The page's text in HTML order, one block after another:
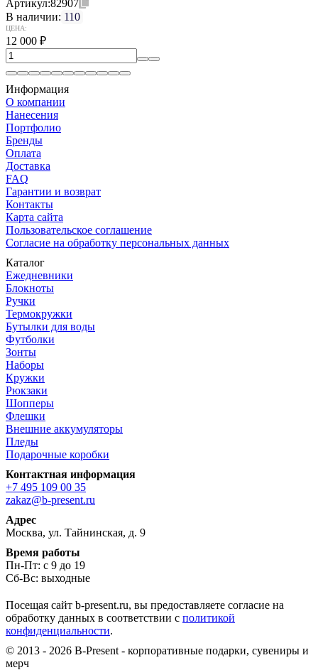
Артикул:82907
В наличии: 110
ЦЕНА:
12 000 ₽
Информация
О компании
Нанесения
Портфолио
Бренды
Оплата
Доставка
FAQ
Гарантии и возврат
Контакты
Карта сайта
Пользовательское соглашение
Согласие на обработку персональных данных
Каталог
Ежедневники
Блокноты
Ручки
Термокружки
Бутылки для воды
Футболки
Зонты
Наборы
Кружки
Рюкзаки
Шопперы
Флешки
Внешние аккумуляторы
Пледы
Подарочные коробки
Контактная информация
+7 495 109 00 35
zakaz@b-present.ru
Адрес
Москва, ул. Тайнинская, д. 9
Время работы
Пн-Пт: с 9 до 19
Сб-Вс: выходные
Посещая сайт b-present.ru, вы предоставляете согласие на
обработку данных в соответствии с политикой
конфиденциальности.
© 2013 - 2026 B-Present - корпоративные подарки, сувениры и
мерч